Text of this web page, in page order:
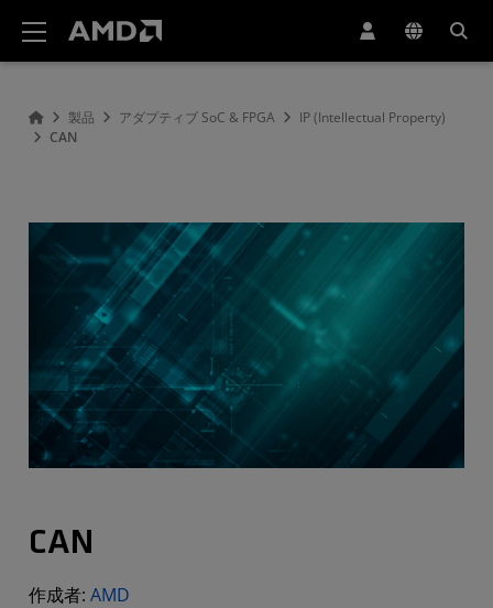
製品 アダプティブ SoC & FPGA
IP (Intellectual Property)
CAN
CAN
作成者: AMD